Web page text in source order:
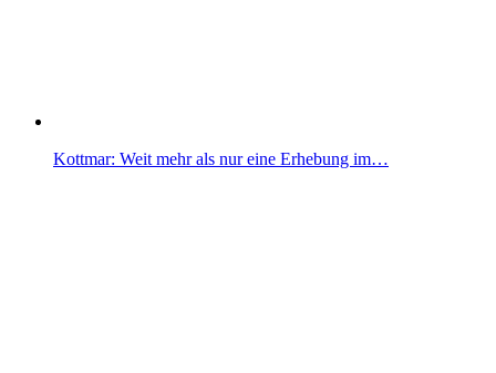
Kottmar: Weit mehr als nur eine Erhebung im…